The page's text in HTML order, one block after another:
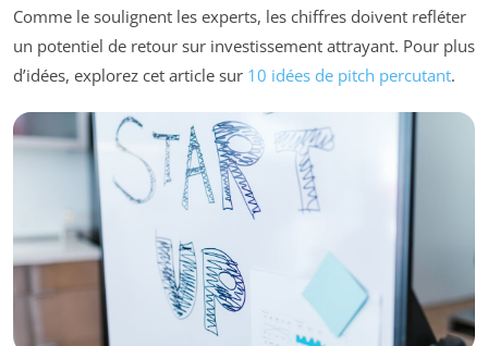
Comme le soulignent les experts, les chiffres doivent refléter
un potentiel de retour sur investissement attrayant. Pour plus
d’idées, explorez cet article sur 10 idées de pitch percutant.